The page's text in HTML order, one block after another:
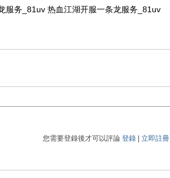
服务_81uv 热血江湖开服一条龙服务_81uv
您需要登錄後才可以評論 登錄| 立即註冊